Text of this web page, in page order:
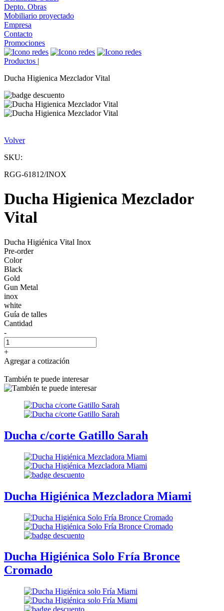
Depto. Obras
Mobiliario proyectado
Empresa
Contacto
Promociones
Productos |
Ducha Higienica Mezclador Vital
Volver
SKU:
RGG-61812/INOX
Ducha Higienica Mezclador
Vital
Ducha Higiénica Vital Inox
Pre-order
Color
Black
Gold
Gun Metal
inox
white
Guía de talles
Cantidad
-
+
Agregar a cotización
También te puede interesar
Ducha c/corte Gatillo Sarah
Ducha Higiénica Mezcladora Miami
Ducha Higiénica Solo Fría Bronce
Cromado